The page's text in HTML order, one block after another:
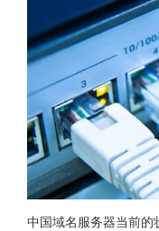
中国域名服务器当前的